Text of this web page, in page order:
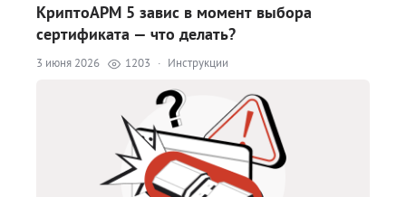
КриптоАРМ 5 завис в момент выбора
сертификата — что делать?
3 июня 2026 1203 · Инструкции